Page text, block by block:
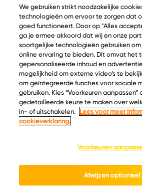
© Copyright 2026
Inspiratie
Kaascatalogus
Recepten
Kaasplankjes
Blog
We gebruiken strikt noodzakelijke
technologieën om ervoor te zorgen dat
goed functioneert. Door op "Alles
ga je ermee akkoord dat wij en onze
soortgelijke technologieën gebruiken
online ervaring te bieden. Dit omvat het
gepersonaliseerde inhoud en
mogelijkheid om externe video’s te
om geïntegreerde functies voor sociale
gebruiken. Kies “Voorkeuren aanpassen”
gedetailleerde keuze te maken over
in- of uitschakelen.
Lees voor meer
cookieverklaring.
Voorkeuren
Afwijzen optioneel